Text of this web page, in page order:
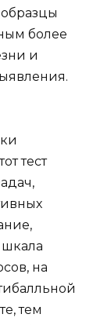
более
и
тест
на
тем